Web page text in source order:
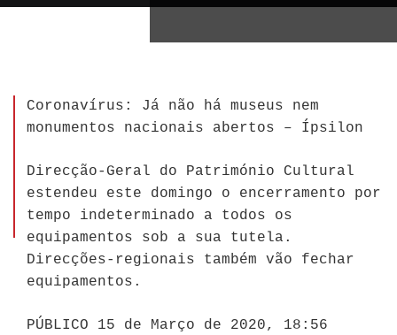
Coronavírus: Já não há museus nem
monumentos nacionais abertos – Ípsilon
Direcção-Geral do Património Cultural
estendeu este domingo o encerramento por
tempo indeterminado a todos os
equipamentos sob a sua tutela.
Direcções-regionais também vão fechar
equipamentos.
PÚBLICO 15 de Março de 2020, 18:56